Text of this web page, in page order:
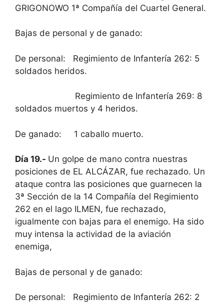
GRIGONOWO 1ª Compañía del Cuartel General.
Bajas de personal y de ganado:
De personal: Regimiento de Infantería 262: 5
soldados heridos.
Regimiento de Infantería 269: 8
soldados muertos y 4 heridos.
De ganado: 1 caballo muerto.
Día 19.- Un golpe de mano contra nuestras
posiciones de EL ALCÁZAR, fue rechazado. Un
ataque contra las posiciones que guarnecen la
3ª Sección de la 14 Compañía del Regimiento
262 en el lago ILMEN, fue rechazado,
igualmente con bajas para el enemigo. Ha sido
muy intensa la actividad de la aviación
enemiga,
Bajas de personal y de ganado:
De personal: Regimiento de Infantería 262: 2